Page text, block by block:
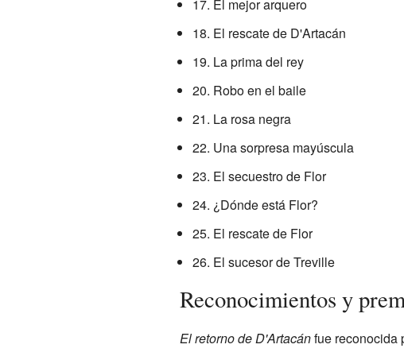
17. El mejor arquero
18. El rescate de D'Artacán
19. La prima del rey
20. Robo en el baile
21. La rosa negra
22. Una sorpresa mayúscula
23. El secuestro de Flor
24. ¿Dónde está Flor?
25. El rescate de Flor
26. El sucesor de Treville
Reconocimientos y
El retorno de D'Artacánfue reconocida